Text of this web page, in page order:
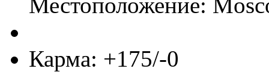
Карма: +175/-0